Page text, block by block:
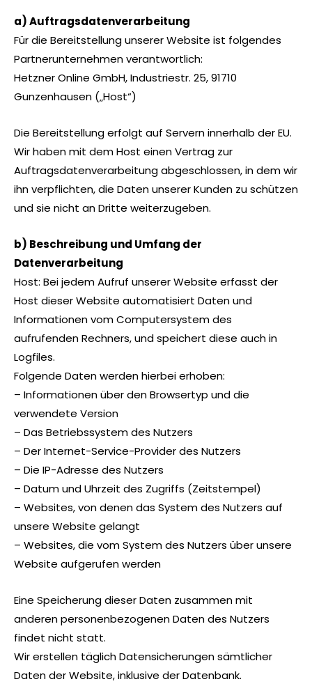
a) Auftragsdatenverarbeitung
Für die Bereitstellung unserer Website ist folgendes
Partnerunternehmen verantwortlich:
Hetzner Online GmbH, Industriestr. 25, 91710
Gunzenhausen („Host“)
Die Bereitstellung erfolgt auf Servern innerhalb der EU.
Wir haben mit dem Host einen Vertrag zur
Auftragsdatenverarbeitung abgeschlossen, in dem wir
ihn verpflichten, die Daten unserer Kunden zu schützen
und sie nicht an Dritte weiterzugeben.
b) Beschreibung und Umfang der
Datenverarbeitung
Host: Bei jedem Aufruf unserer Website erfasst der
Host dieser Website automatisiert Daten und
Informationen vom Computersystem des
aufrufenden Rechners, und speichert diese auch in
Logfiles.
Folgende Daten werden hierbei erhoben:
– Informationen über den Browsertyp und die
verwendete Version
– Das Betriebssystem des Nutzers
– Der Internet-Service-Provider des Nutzers
– Die IP-Adresse des Nutzers
– Datum und Uhrzeit des Zugriffs (Zeitstempel)
– Websites, von denen das System des Nutzers auf
unsere Website gelangt
– Websites, die vom System des Nutzers über unsere
Website aufgerufen werden
Eine Speicherung dieser Daten zusammen mit
anderen personenbezogenen Daten des Nutzers
findet nicht statt.
Wir erstellen täglich Datensicherungen sämtlicher
Daten der Website, inklusive der Datenbank.